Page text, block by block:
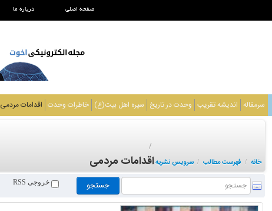
صفحه اصلی درباره ما
سرمقاله اندیشه تقریب وحدت در تاریخ سیره اهل بیت(ع) خاطرات وحدت اقدامات مردمی
خانه / فهرست مطالب / سرویس نشریه
/
اقدامات مردمی
خروجی RSS